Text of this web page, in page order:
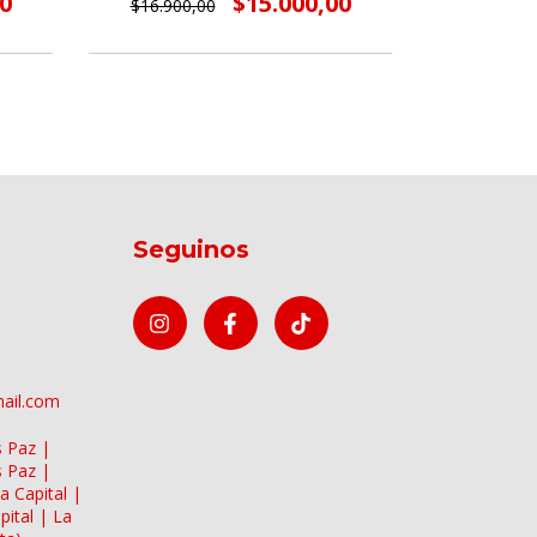
$16.900,00
Paz |
Paz |
Capital |
| La
Seguinos